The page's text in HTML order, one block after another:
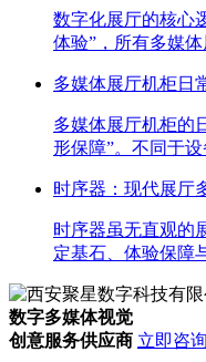
数字化展厅的核心
体验”，所有多媒
多媒体展厅机柜日
多媒体展厅机柜的
形保障”。不同于
时序器：现代展厅
时序器虽无直观的
定基石、体验保障
数字多媒体视觉
创意服务供应商 立即咨询